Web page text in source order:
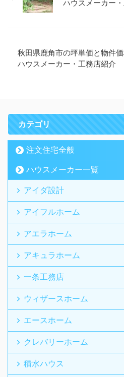
ハウスメーカー
秋田県鹿角市の坪単価と物件価
ハウスメーカー・工務店紹介
カテゴリ
注文住宅全般
ハウスメーカー一覧
アイダ設計
アイフルホーム
アエラホーム
アキュラホーム
一条工務店
ウィザースホーム
エースホーム
クレバリーホーム
積水ハウス